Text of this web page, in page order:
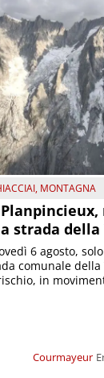
, MONTAGNA
strada della
Courmayeur
6 agosto,
comunale
in